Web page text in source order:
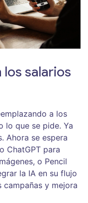
los salarios
a los
lo que se pide. Ya
Ahora se espera
ChatGPT para
o Pencil
la IA en su flujo
y mejora